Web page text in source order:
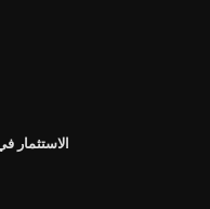
الاستثمار